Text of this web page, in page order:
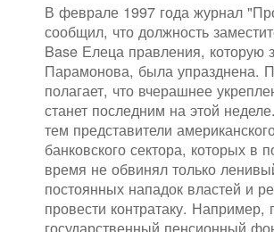
В феврале 1997 года журнал
сообщил, что должность
Base Елеца правления, которую
Парамонова, была упразднена.
полагает, что вчерашнее
станет последним на этой
тем представители
банковского сектора, которых в
время не обвинял только
постоянных нападок властей и
провести контратаку. Например,